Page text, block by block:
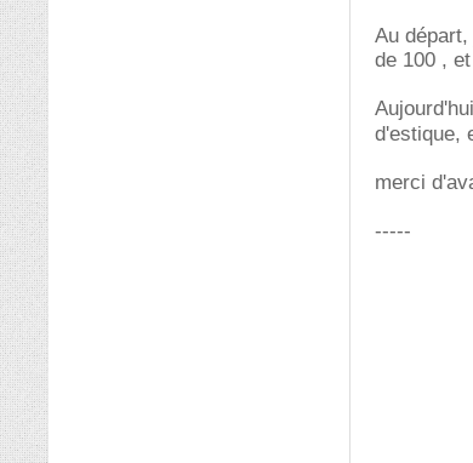
Au
de 100 ,
d'estique,
merci
-----